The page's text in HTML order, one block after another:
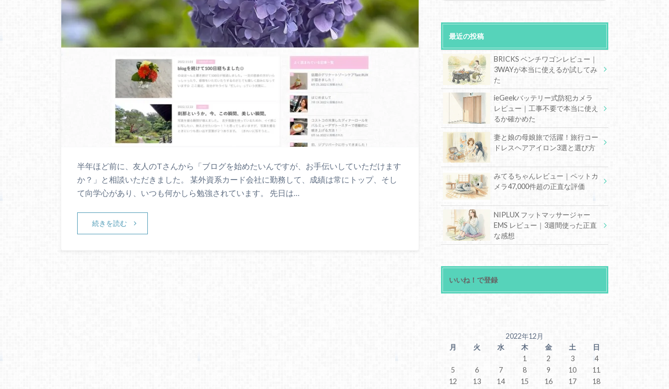
半年ほど前に、友人のTさんから「ブログを始めたいんですが、お手伝いしていただけます
か？」と相談いただきました。 某外資系カード会社に勤務して、成績は常にトップ、そし
て向学心があり、いつも何かしら勉強されています。 先日は…
続きを読む
最近の投稿
BRICKS ベンチワゴンレビュー｜
3WAYが本当に使えるか試してみ
た
ieGeekバッテリー式防犯カメラ
レビュー｜工事不要で本当に使え
るか確かめた
妻と娘の母娘旅で活躍！旅行コー
ドレスヘアアイロン3選と選び方
みてるちゃんレビュー｜ペットカ
メラ47,000件超の正直な評価
NIPLUX フットマッサージャー
EMS レビュー｜3週間使った正直
な感想
いいね！で登録
2022年12月
月
火 水 木 金 土
日
1
2 3
4
5
6 7 8 9 10
11
12
13 14 15 16 17
18